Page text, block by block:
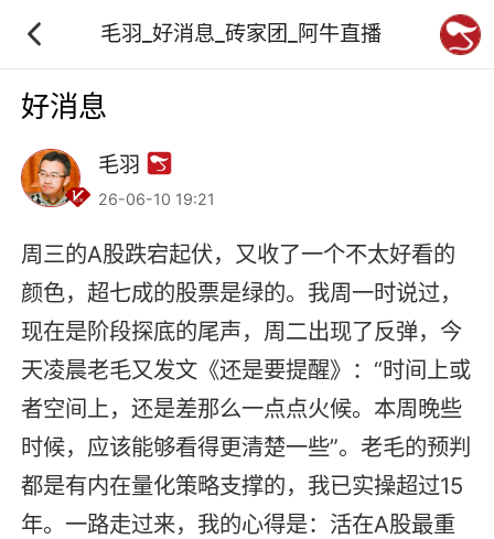
毛羽_好消息_砖家团_阿牛直播
好消息
毛羽
26-06-10 19:21
周三的A股跌宕起伏，又收了一个不太好看的
颜色，超七成的股票是绿的。我周一时说过，
现在是阶段探底的尾声，周二出现了反弹，今
天凌晨老毛又发文《还是要提醒》：“时间上或
者空间上，还是差那么一点点火候。本周晚些
时候，应该能够看得更清楚一些”。老毛的预判
都是有内在量化策略支撑的，我已实操超过15
年。一路走过来，我的心得是：活在A股最重